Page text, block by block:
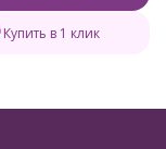
Купить в 1 клик